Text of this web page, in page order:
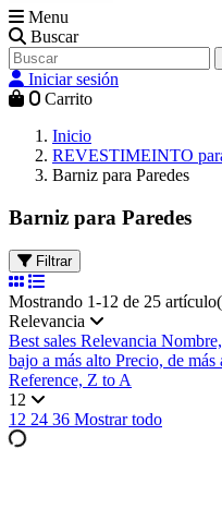
Menu
Buscar
Iniciar sesión
0 Carrito
Inicio
REVESTIMEINTO
Barniz para Paredes
Barniz para Paredes
Filtrar
Mostrando 1-12 de 25
Relevancia
Best sales Relevancia
bajo a más alto Precio, de más
Reference, Z to A
12
12 24 36 Mostrar todo